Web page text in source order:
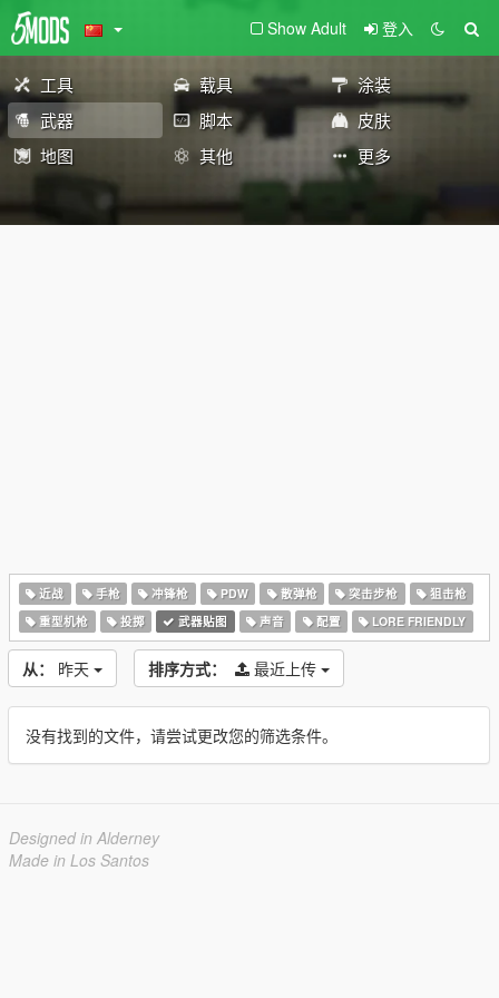
Show Adult 登入
工具 载具
涂装
武器
脚本
皮肤
地图
其他 更多
近战 手枪 冲锋枪 PDW 散弹枪 突击步枪
狙击枪
重型机枪
投掷 武器贴图 声音 配置 LORE FRIENDLY
从： 昨天 排序方式： 最近上传
没有找到的文件，请尝试更改您的筛选条件。
Designed in Alderney
Made in Los Santos